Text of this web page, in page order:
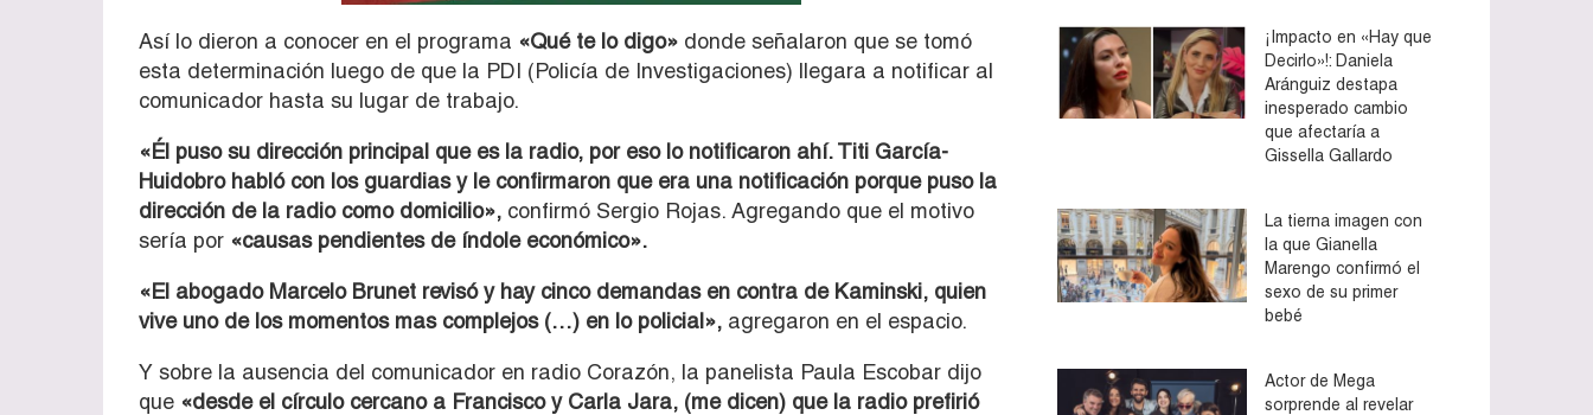
Así lo dieron a conocer en el programa «Qué te lo digo» donde señalaron que se tomó
esta determinación luego de que la PDI (Policía de Investigaciones) llegara a notificar al
comunicador hasta su lugar de trabajo.
«Él puso su dirección principal que es la radio, por eso lo notificaron ahí. Titi García-
Huidobro habló con los guardias y le confirmaron que era una notificación porque puso la
dirección de la radio como domicilio», confirmó Sergio Rojas. Agregando que el motivo
sería por «causas pendientes de índole económico».
«El abogado Marcelo Brunet revisó y hay cinco demandas en contra de Kaminski, quien
vive uno de los momentos mas complejos (…) en lo policial», agregaron en el espacio.
Y sobre la ausencia del comunicador en radio Corazón, la panelista Paula Escobar dijo
que «desde el círculo cercano a Francisco y Carla Jara, (me dicen) que la radio prefirió
¡Impacto en «Hay que
Decirlo»!: Daniela
Aránguiz destapa
inesperado cambio
que afectaría a
Gissella Gallardo
La tierna imagen con
la que Gianella
Marengo confirmó el
sexo de su primer
bebé
Actor de Mega
sorprende al revelar